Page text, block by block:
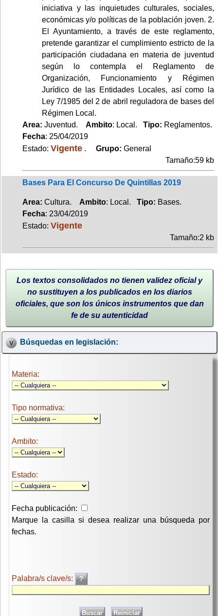
iniciativa y las inquietudes culturales, sociales,
económicas y/o políticas de la población joven. 2.
El Ayuntamiento, a través de este reglamento,
pretende garantizar el cumplimiento estricto de la
participación ciudadana en materia de juventud
según lo contempla el Reglamento de
Organización, Funcionamiento y Régimen
Jurídico de las Entidades Locales, así como la
Ley 7/1985 del 2 de abril reguladora de bases del
Régimen Local.
Area: Juventud. Ambito: Local. Tipo: Reglamentos.
Fecha: 25/04/2019
Estado: Vigente . Grupo: General
Tamaño:59 kb
Bases Para El Concurso De Quintillas 2019
Area: Cultura. Ambito: Local. Tipo: Bases.
Fecha: 23/04/2019
Estado: Vigente
Tamaño:2 kb
Los textos consolidados no tienen validez oficial y
no sustituyen a los publicados en los diarios
oficiales, que son los únicos instrumentos que dan
fe de su autenticidad
Búsquedas en legislación:
Materia:
Tipo normativa:
Ambito:
Estado:
Fecha publicación:
Marque la casilla si desea realizar una búsqueda por
fechas.
Palabra/s clave/s: